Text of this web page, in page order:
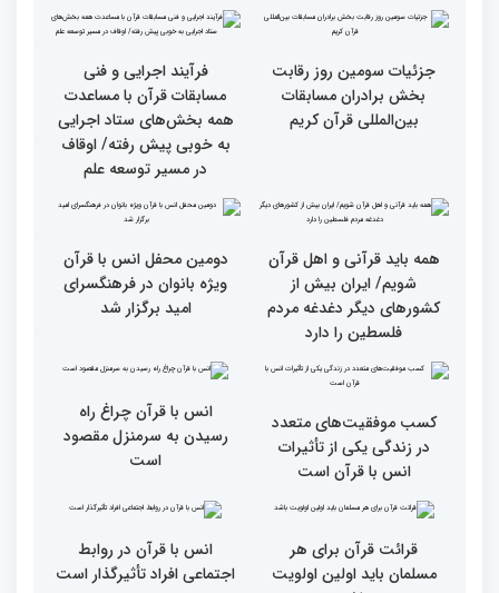
گزارش تصویری بازدید
متسابقین چهلمین دوره
مسابقات بین المللی قرآن
کریم از حسینیه جماران
دیدار متسابقان با
دکترخاموشی تا خوشنویسی
آیات منتخب/ حاشیه های
سومین روز مسابقات قرآن
بخش برادران مسابقات
بین‌المللی قرآن کریم
مسابقات قرآن با مساعدت
همه بخش‌های ستاد اجرایی
به خوبی پیش رفته/ اوقاف
همه باید قرآنی و اهل قرآن
شویم/ ایران بیش از
کشورهای دیگر دغدغه مردم
فلسطین را دارد
دومین محفل انس با قرآن
ویژه بانوان در فرهنگسرای
انس با قرآن چراغ راه